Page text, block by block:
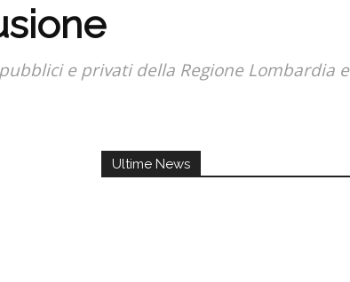
e privati della Regione Lombardia e
Ultime News